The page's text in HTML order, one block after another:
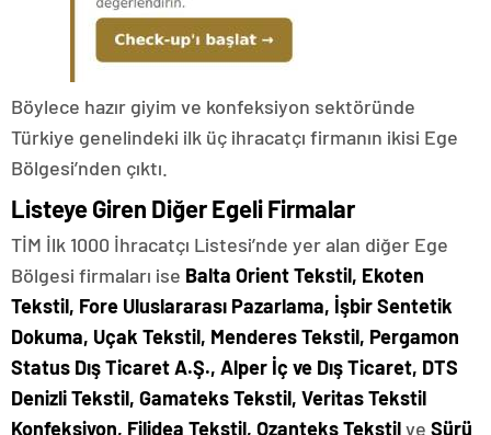
Böylece hazır giyim ve konfeksiyon sektöründe
Türkiye genelindeki ilk üç ihracatçı firmanın ikisi Ege
Bölgesi’nden çıktı.
Listeye Giren Diğer Egeli Firmalar
TİM İlk 1000 İhracatçı Listesi’nde yer alan diğer Ege
Bölgesi firmaları ise Balta Orient Tekstil, Ekoten
Tekstil, Fore Uluslararası Pazarlama, İşbir Sentetik
Dokuma, Uçak Tekstil, Menderes Tekstil, Pergamon
Status Dış Ticaret A.Ş., Alper İç ve Dış Ticaret, DTS
Denizli Tekstil, Gamateks Tekstil, Veritas Tekstil
Konfeksiyon, Filidea Tekstil, Ozanteks Tekstilve Sürü